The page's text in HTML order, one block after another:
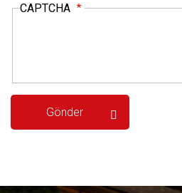
CAPTCHA